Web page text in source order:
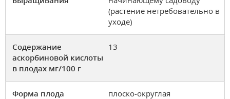
(растение нетребовательно в
уходе)
Содержание
аскорбиновой кислоты
в плодах мг/100 г
13
Форма плода плоско-округлая